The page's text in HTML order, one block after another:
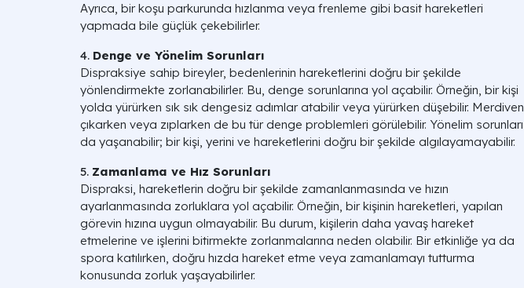
Ayrıca, bir koşu parkurunda hızlanma veya frenleme gibi basit hareketleri
yapmada bile güçlük çekebilirler.
4. Denge ve Yönelim Sorunları
Dispraksiye sahip bireyler, bedenlerinin hareketlerini doğru bir şekilde
yönlendirmekte zorlanabilirler. Bu, denge sorunlarına yol açabilir. Örneğin, bir kişi
yolda yürürken sık sık dengesiz adımlar atabilir veya yürürken düşebilir. Merdiven
çıkarken veya zıplarken de bu tür denge problemleri görülebilir. Yönelim sorunları
da yaşanabilir; bir kişi, yerini ve hareketlerini doğru bir şekilde algılayamayabilir.
5. Zamanlama ve Hız Sorunları
Dispraksi, hareketlerin doğru bir şekilde zamanlanmasında ve hızın
ayarlanmasında zorluklara yol açabilir. Örneğin, bir kişinin hareketleri, yapılan
görevin hızına uygun olmayabilir. Bu durum, kişilerin daha yavaş hareket
etmelerine ve işlerini bitirmekte zorlanmalarına neden olabilir. Bir etkinliğe ya da
spora katılırken, doğru hızda hareket etme veya zamanlamayı tutturma
konusunda zorluk yaşayabilirler.